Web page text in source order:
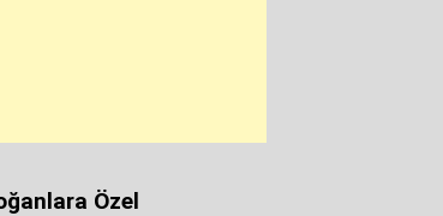
Özel